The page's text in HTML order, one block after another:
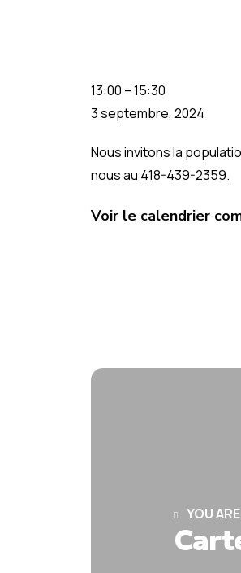
13:00 –15:30
3 septembre, 2024
Nous invitons la
nous au 418-439-2359.
Voir le calendrier
YOU